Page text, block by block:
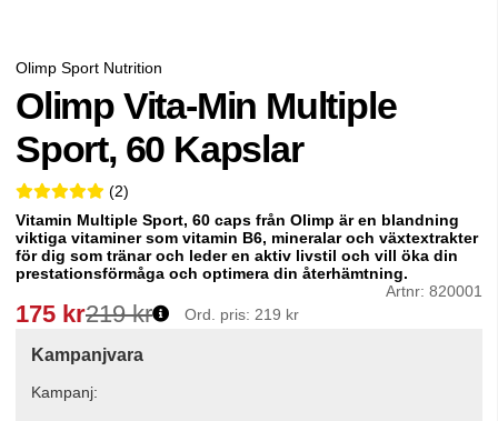
Olimp Sport Nutrition
Olimp Vita-Min Multiple
Sport, 60 Kapslar
5 2 (2)
Vitamin Multiple Sport, 60 caps från Olimp är en blandning
viktiga vitaminer som vitamin B6, mineralar och växtextrakter
för dig som tränar och leder en aktiv livstil och vill öka din
prestationsförmåga och optimera din återhämtning.
Artnr: 820001
175 kr219 kr Ord. pris: 219 kr
Kampanjvara
Kampanj: